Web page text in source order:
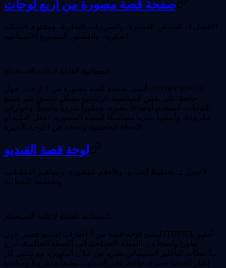
صفحة قصة مصورة من أربع لوحات
الأفضل لـ:
القصص القصيرة، والسرديات التجارية، ومحتوى الملكية
الفكرية، والقصص المصورة الاجتماعية
المطالبة القابلة لإعادة الاستخدام:
أنشئ صفحة قصة مصورة من 4 لوحات حول [STORY IDEA].
حافظ على نفس الشخصية الرئيسية بشكل متسق عبر جميع
اللوحات. استخدم أوضاعاً معبرة، وتطوراً سردياً واضحاً، وحوارات
مقروءة، وأسلوباً بصرياً متماسكاً للقصة المصورة. اجعل النكتة أو
لوحة قصة الفيديو
الأفضل لـ: تخطيط الفيديو، والأفلام القصيرة، ومفاهيم الإعلانات،
وتخطيط اللقطات
المطالبة القابلة لإعادة الاستخدام:
أنشئ لوحة قصة من 6 إطارات لفيديو قصير حول [TOPIC]. أظهر
تطوراً واضحاً من اللقطة الافتتاحية إلى اللقطة الختامية. أدرج
ملاحظات التأطير السينمائي بصرياً من خلال التكوين، مع تمثيل كل
إطار للحظة مميزة. حافظ على الأسلوب نظيفاً ومقروءاً ومناسباً